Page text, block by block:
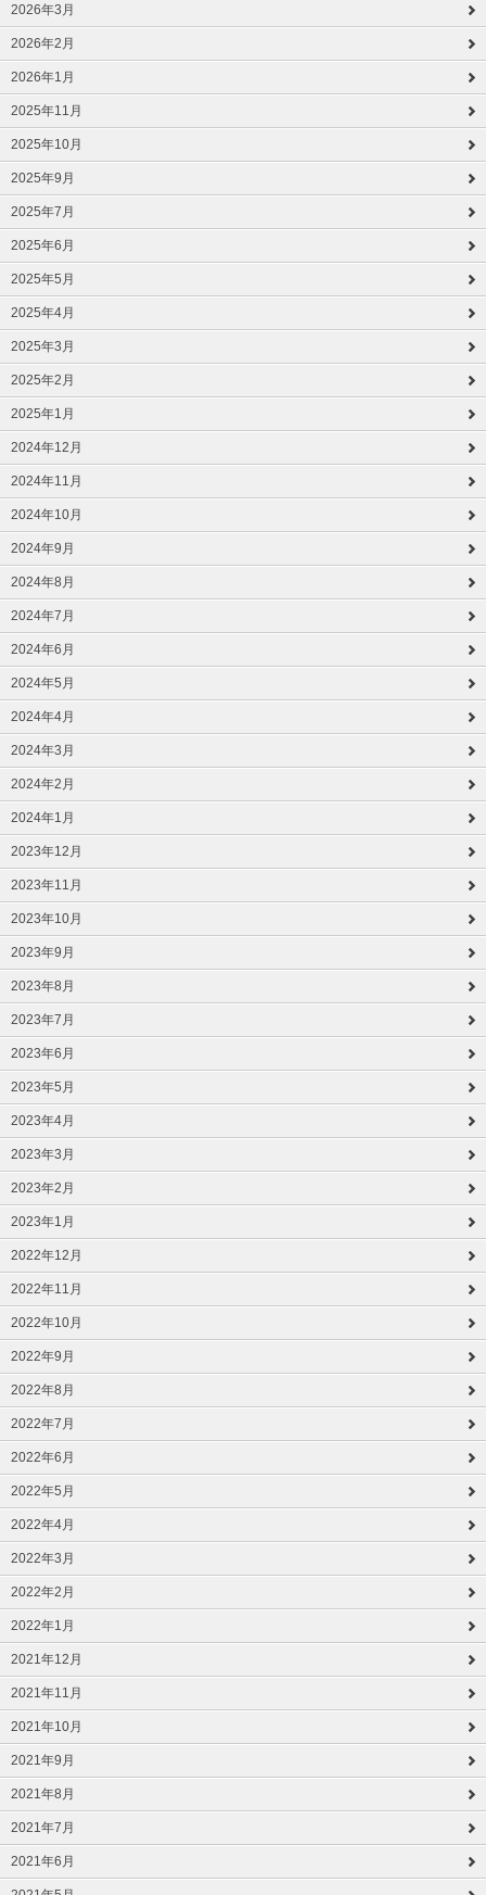
2026年3月
2026年2月
2026年1月
2025年11月
2025年10月
2025年9月
2025年7月
2025年6月
2025年5月
2025年4月
2025年3月
2025年2月
2025年1月
2024年12月
2024年11月
2024年10月
2024年9月
2024年8月
2024年7月
2024年6月
2024年5月
2024年4月
2024年3月
2024年2月
2024年1月
2023年12月
2023年11月
2023年10月
2023年9月
2023年8月
2023年7月
2023年6月
2023年5月
2023年4月
2023年3月
2023年2月
2023年1月
2022年12月
2022年11月
2022年10月
2022年9月
2022年8月
2022年7月
2022年6月
2022年5月
2022年4月
2022年3月
2022年2月
2022年1月
2021年12月
2021年11月
2021年10月
2021年9月
2021年8月
2021年7月
2021年6月